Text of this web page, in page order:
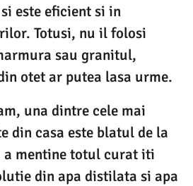
este eficient si in
Totusi, nu il folosi
sau granitul,
otet ar putea lasa urme.
una dintre cele mai
din casa este blatul de la
a mentine totul curat iti
din apa distilata si apa